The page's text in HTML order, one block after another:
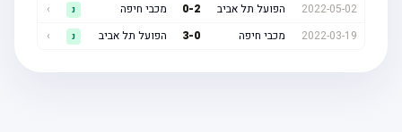
2022-05-02
הפועל תל אביב 0- מכבי חיפה
2022-03-19
מכבי חיפה 3- הפועל תל אביב